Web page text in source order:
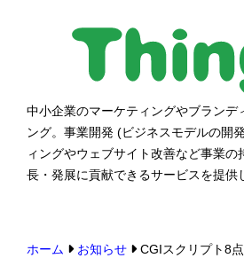
シングス
中小企業のマーケティングやブランデ
ング。事業開発 (ビジネスモデルの開
ィングやウェブサイト改善など事業の
長・発展に貢献できるサービスを提供
ホーム お知らせ CGIスクリプト8